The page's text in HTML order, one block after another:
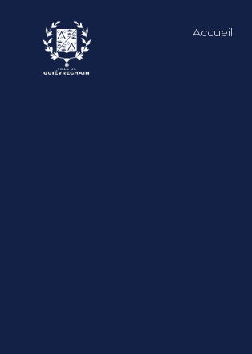
Accueil